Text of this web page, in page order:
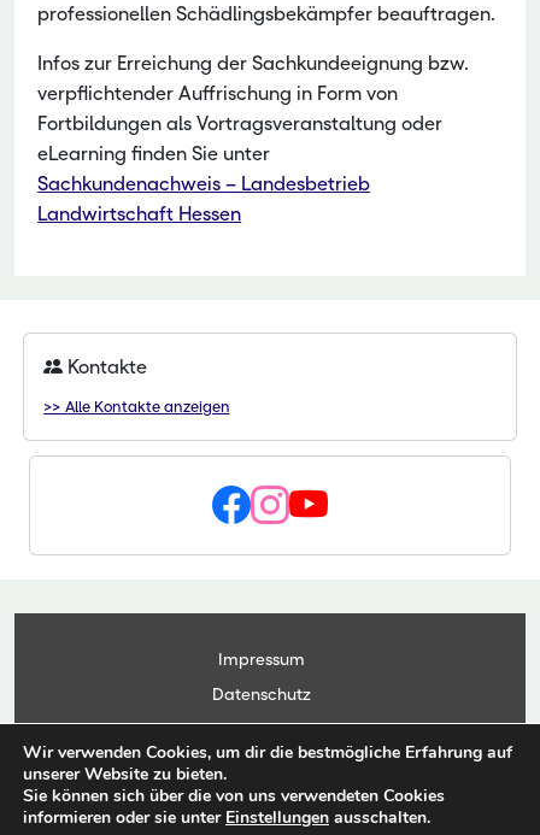
professionellen Schädlingsbekämpfer beauftragen.
Infos zur Erreichung der Sachkundeeignung bzw.
verpflichtender Auffrischung in Form von
Fortbildungen als Vortragsveranstaltung oder
eLearning finden Sie unter
Sachkundenachweis – Landesbetrieb
Landwirtschaft Hessen
Kontakte
>> Alle Kontakte anzeigen
Impressum
Datenschutz
Kontakt
Anwendungsportal
Wir verwenden Cookies, um dir die bestmögliche Erfahrung auf
unserer Website zu bieten.
Sie können sich über die von uns verwendeten Cookies
informieren oder sie unter Einstellungen ausschalten.